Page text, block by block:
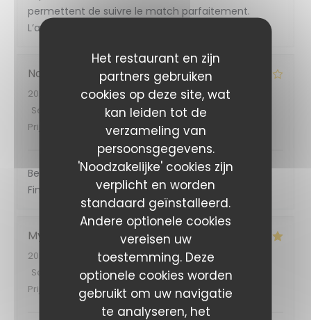
Het restaurant en zijn
partners gebruiken
cookies op deze site, wat
kan leiden tot de
verzameling van
persoonsgegevens.
'Noodzakelijke' cookies zijn
verplicht en worden
standaard geïnstalleerd.
Andere optionele cookies
vereisen uw
toestemming. Deze
optionele cookies worden
gebruikt om uw navigatie
te analyseren, het
permettent de suivre le match parfaitement.
L’ambiance était au rendez-vous.
Nadia
2026-06-27 - 20:45 - Gasten 6
Service
Atmosfeer: 4/5 Keuken:
Prijs
Belle ambiance, excellent accueil, repas trop bon!
Finale du top 14 au top!!
Myriam
2026-06-27
- 20:30 - Gasten 2
Service
/5 Atmosfeer : 5/5 Keuken:5/5 Kwaliteit /
Prijs